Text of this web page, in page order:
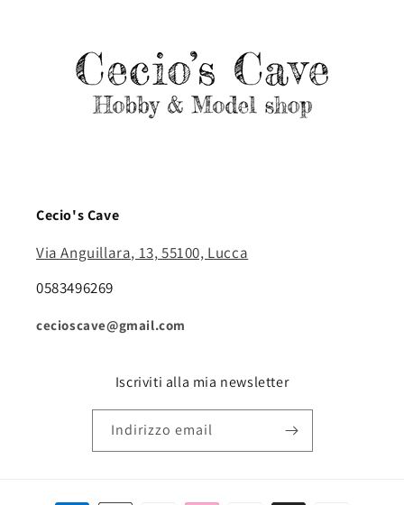
Cecio's Cave
Via Anguillara, 13, 55100, Lucca
0583496269
cecioscave@gmail.com
Iscriviti alla mia newsletter
Indirizzo email